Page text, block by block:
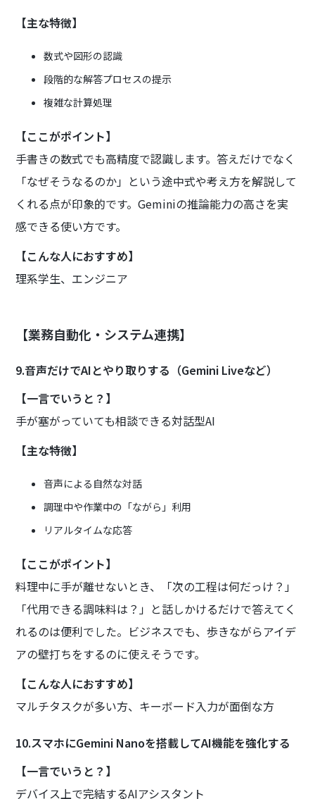
【主な特徴】
数式や図形の認識
段階的な解答プロセスの提示
複雑な計算処理
【ここがポイント】
手書きの数式でも高精度で認識します。答えだけでなく
「なぜそうなるのか」という途中式や考え方を解説して
くれる点が印象的です。Geminiの推論能力の高さを実
感できる使い方です。
【こんな人におすすめ】
理系学生、エンジニア
【業務自動化・システム連携】
9.音声だけでAIとやり取りする（Gemini Liveなど）
【一言でいうと？】
手が塞がっていても相談できる対話型AI
【主な特徴】
音声による自然な対話
調理中や作業中の「ながら」利用
リアルタイムな応答
【ここがポイント】
料理中に手が離せないとき、「次の工程は何だっけ？」
「代用できる調味料は？」と話しかけるだけで答えてく
れるのは便利でした。ビジネスでも、歩きながらアイデ
アの壁打ちをするのに使えそうです。
【こんな人におすすめ】
マルチタスクが多い方、キーボード入力が面倒な方
10.スマホにGemini Nanoを搭載してAI機能を強化する
【一言でいうと？】
デバイス上で完結するAIアシスタント